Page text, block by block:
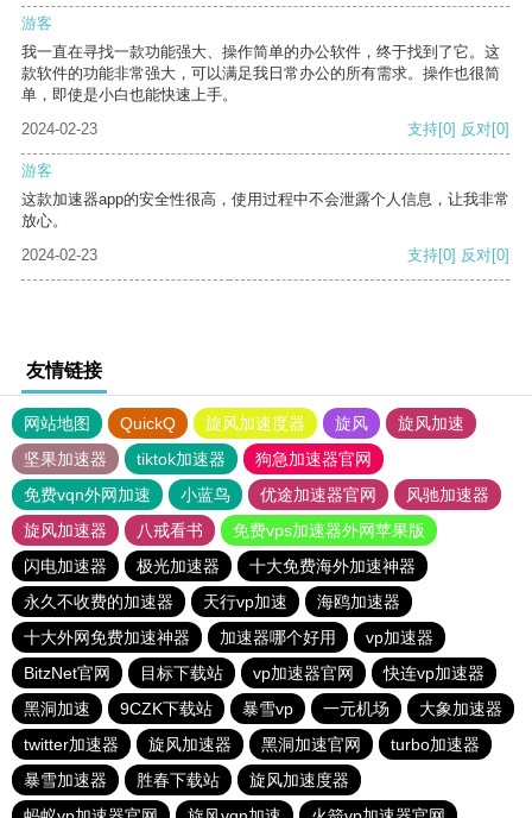
游客
我一直在寻找一款功能强大、操作简单的办公软件，终于找到了它。这
款软件的功能非常强大，可以满足我日常办公的所有需求。操作也很简
单，即使是小白也能快速上手。
2024-02-23
支持[0] 反对[0]
游客
这款加速器app的安全性很高，使用过程中不会泄露个人信息，让我非常
放心。
2024-02-23
支持[0] 反对[0]
友情链接
网站地图 QuickQ 旋风加速度器 旋风
旋风加速
坚果加速器
tiktok加速器
狗急加速器官网
免费vqn外网加速
小蓝鸟 优途加速器官网
风驰加速器
旋风加速器
八戒看书
免费vps加速器外网苹果版
闪电加速器
极光加速器
十大免费海外加速神器
永久不收费的加速器
天行vp加速
海鸥加速器
十大外网免费加速神器
加速器哪个好用
vp加速器
BitzNet官网
目标下载站 vp加速器官网
快连vp加速器
黑洞加速
9CZK下载站 暴雪vp 一元机场
大象加速器
twitter加速器
旋风加速器 黑洞加速官网
turbo加速器
暴雪加速器
胜春下载站
旋风加速度器